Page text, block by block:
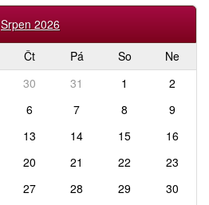
Srpen 2026
Čt Pá So
Ne
30 31 1
2
6 7 8
9
13 14 15
16
20 21 22
23
27 28 29
30